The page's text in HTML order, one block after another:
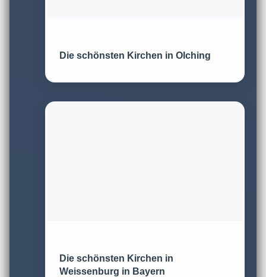
Die schönsten Kirchen in Olching
Die schönsten Kirchen in
Weissenburg in Bayern